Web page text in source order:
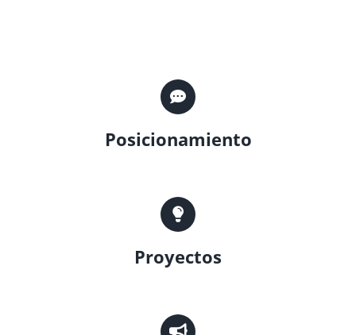
Posicionamiento
Proyectos